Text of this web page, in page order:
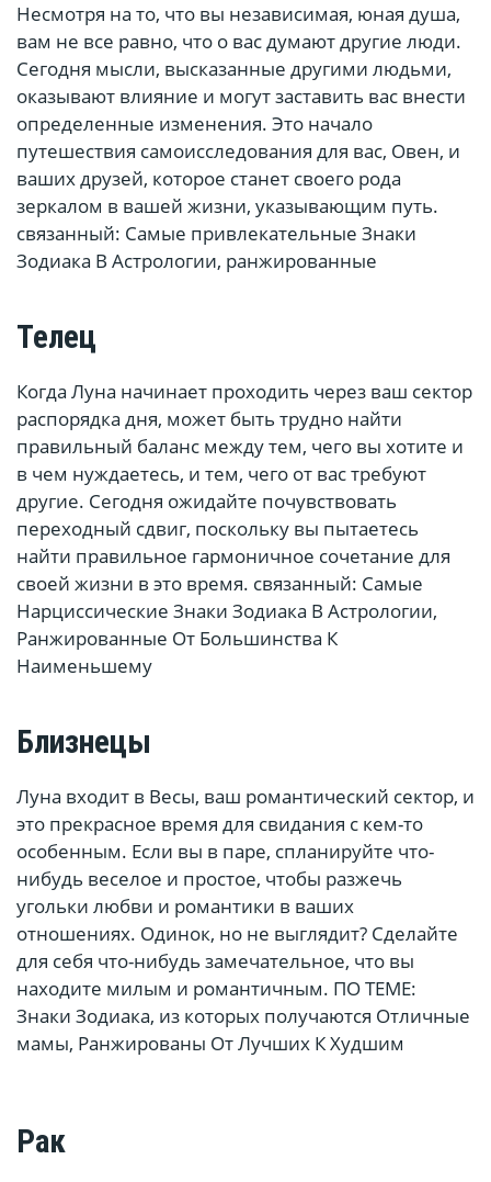
Несмотря на то, что вы независимая, юная душа,
вам не все равно, что о вас думают другие люди.
Сегодня мысли, высказанные другими людьми,
оказывают влияние и могут заставить вас внести
определенные изменения. Это начало
путешествия самоисследования для вас, Овен, и
ваших друзей, которое станет своего рода
зеркалом в вашей жизни, указывающим путь.
связанный: Самые привлекательные Знаки
Зодиака В Астрологии, ранжированные
Телец
Когда Луна начинает проходить через ваш сектор
распорядка дня, может быть трудно найти
правильный баланс между тем, чего вы хотите и
в чем нуждаетесь, и тем, чего от вас требуют
другие. Сегодня ожидайте почувствовать
переходный сдвиг, поскольку вы пытаетесь
найти правильное гармоничное сочетание для
своей жизни в это время. связанный: Самые
Нарциссические Знаки Зодиака В Астрологии,
Ранжированные От Большинства К
Наименьшему
Близнецы
Луна входит в Весы, ваш романтический сектор, и
это прекрасное время для свидания с кем-то
особенным. Если вы в паре, спланируйте что-
нибудь веселое и простое, чтобы разжечь
угольки любви и романтики в ваших
отношениях. Одинок, но не выглядит? Сделайте
для себя что-нибудь замечательное, что вы
находите милым и романтичным. ПО ТЕМЕ:
Знаки Зодиака, из которых получаются Отличные
мамы, Ранжированы От Лучших К Худшим
Рак